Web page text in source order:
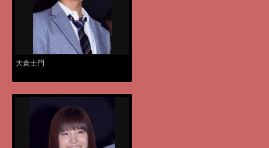
大倉士門